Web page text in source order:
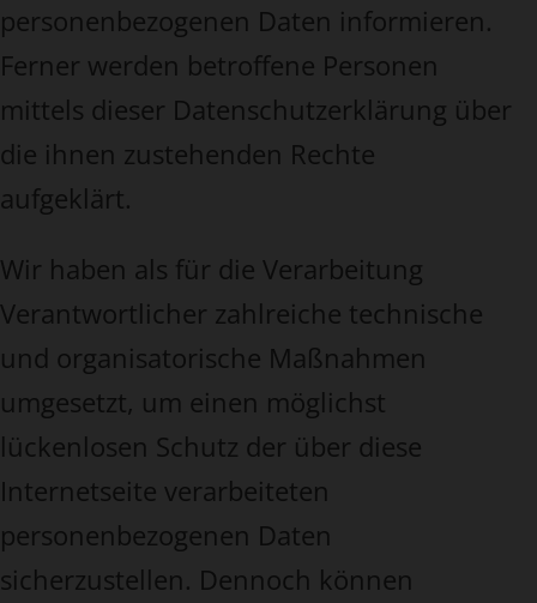
personenbezogenen Daten informieren.
Ferner werden betroffene Personen
mittels dieser Datenschutzerklärung über
die ihnen zustehenden Rechte
aufgeklärt.
Wir haben als für die Verarbeitung
Verantwortlicher zahlreiche technische
und organisatorische Maßnahmen
umgesetzt, um einen möglichst
lückenlosen Schutz der über diese
Internetseite verarbeiteten
personenbezogenen Daten
sicherzustellen. Dennoch können